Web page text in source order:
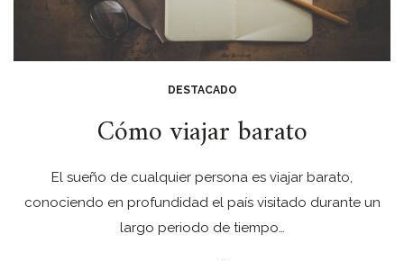
DESTACADO
Cómo viajar barato
El sueño de cualquier persona es viajar barato,
conociendo en profundidad el país visitado durante un
largo periodo de tiempo…